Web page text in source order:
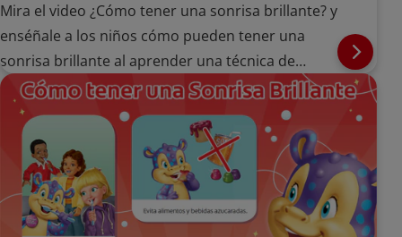
Mira el video ¿Cómo tener una sonrisa brillante? y
enséñale a los niños cómo pueden tener una
sonrisa brillante al aprender una técnica de
cepillado adecuada.